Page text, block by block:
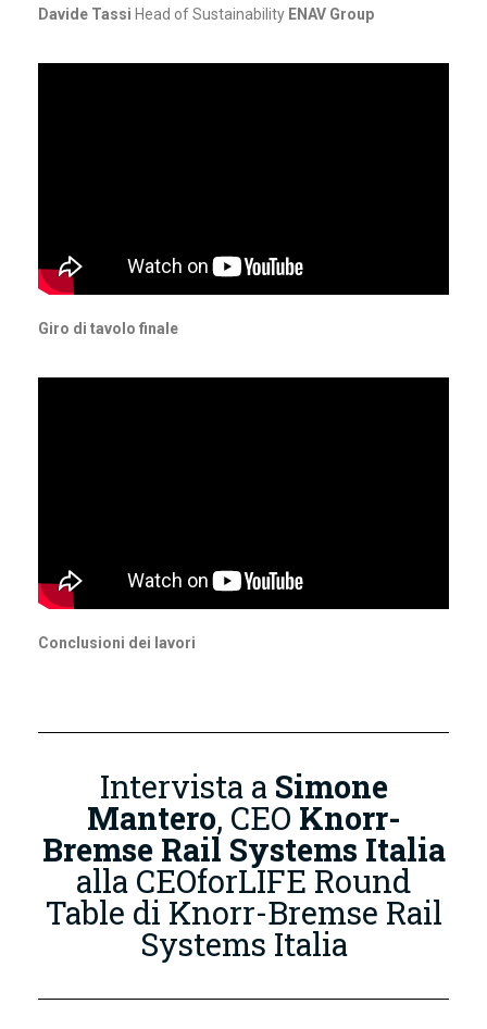
Davide Tassi Head of Sustainability ENAV Group
Giro di tavolo finale
Conclusioni dei lavori
Intervista a Simone
Mantero, CEO Knorr-
Bremse Rail Systems Italia
alla CEOforLIFE Round
Table di Knorr-Bremse Rail
Systems Italia